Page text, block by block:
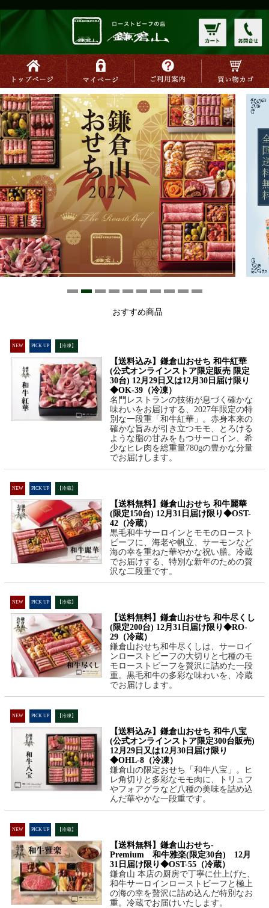
おすすめ商品
NEW PICK UP 【冷凍】
【送料込み】鎌倉山おせち 和牛紅華
(公式オンラインストア限定販売 限定
30台) 12月29日又は12月30日届け限り
◆OK-39（冷凍）
名門レストランの技術が息づく確かな
味わいをお届けする、2027年限定の特
別な一段重「和牛紅華」。赤身本来の
確かな旨みが引き立つモモ、とろける
ような脂の甘みをもつサーロイン、希
少なヒレ肉を総重量780gの豊かな分量
でお届けします。
NEW PICK UP 【冷蔵】
【送料無料】鎌倉山おせち 和牛麗華
(限定150台) 12月31日届け限り◆OST-
42（冷蔵）
黒毛和牛サーロインとモモのロースト
ビーフに、海老や帆立、サーモンなど
海の幸を重ねた華やかな祝い膳。冷蔵
でお届けする、特別な新年のための贅
沢な二段重です。
NEW PICK UP 【冷蔵】
【送料無料】鎌倉山おせち 和牛尽くし
(限定200台) 12月31日届け限り◆RO-
29（冷蔵）
鎌倉山おせち和牛尽くしは、サーロイ
ンローストビーフの大切りと七種のモ
モローストビーフを贅沢に詰めた一段
重。黒毛和牛の多彩な味わいを、冷蔵
でお届けします。
NEW PICK UP 【冷凍】
【送料込み】鎌倉山おせち 和牛八宝
(公式オンラインストア限定300台販売)
12月29日又は12月30日届け限り
◆OHL-8（冷凍）
鎌倉山の限定おせち「和牛八宝」。ヒ
レ角切りと多彩なモモ肉に、トリュフ
やフォアグラなど八種の美味を詰め込
んだ華やかな一段重です。
NEW PICK UP 【冷蔵】
【送料無料】鎌倉山おせち-
Premium 和牛雅楽(限定30台) 12月
31日届け限り◆OST-55（冷蔵）
鎌倉山 本店の厨房で丁寧に仕上げた、
和牛サーロインローストビーフと極上
の海の幸を贅沢に詰め込んだ特別なお
重。冷蔵でお届けいたします。